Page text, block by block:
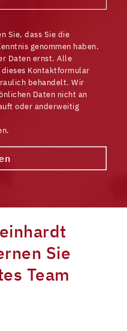
Sie, dass Sie die
genommen haben.
Daten ernst. Alle
Kontaktformular
behandelt. Wir
Daten nicht an
oder anderweitig
Sie
Team